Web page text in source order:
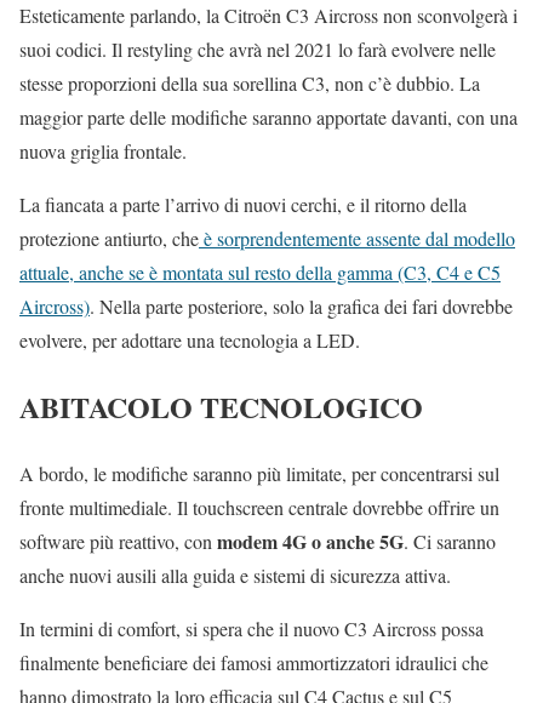
Esteticamente parlando, la Citroën C3 Aircross non sconvolgerà i
suoi codici. Il restyling che avrà nel 2021 lo farà evolvere nelle
stesse proporzioni della sua sorellina C3, non c’è dubbio. La
maggior parte delle modifiche saranno apportate davanti, con una
nuova griglia frontale.
La fiancata a parte l’arrivo di nuovi cerchi, e il ritorno della
protezione antiurto, cheè sorprendentemente assente dal modello
attuale, anche se è montata sul resto della gamma (C3, C4 e C5
Aircross). Nella parte posteriore, solo la grafica dei fari dovrebbe
evolvere, per adottare una tecnologia a LED.
ABITACOLO TECNOLOGICO
A bordo, le modifiche saranno più limitate, per concentrarsi sul
fronte multimediale. Il touchscreen centrale dovrebbe offrire un
software più reattivo, con modem 4G o anche 5G. Ci saranno
anche nuovi ausili alla guida e sistemi di sicurezza attiva.
In termini di comfort, si spera che il nuovo C3 Aircross possa
finalmente beneficiare dei famosi ammortizzatori idraulici che
hanno dimostrato la loro efficacia sul C4 Cactus e sul C5